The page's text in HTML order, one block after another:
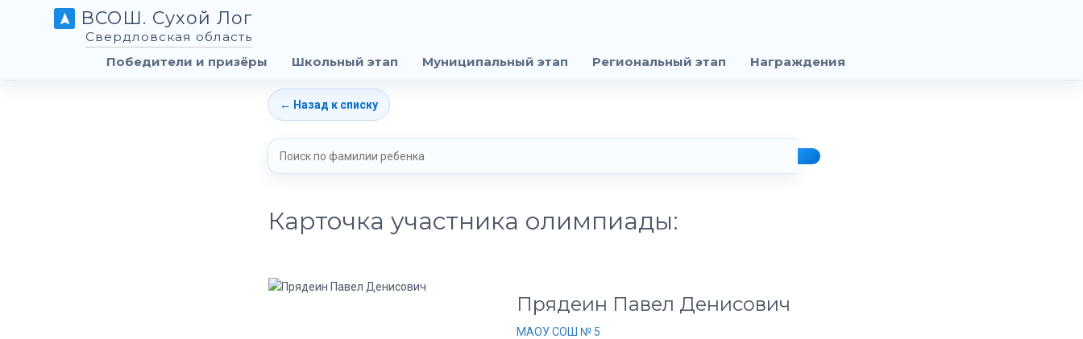
ВСОШ. Сухой Лог
Свердловская область
Победители и призёры
Школьный этап Муниципальный этап Региональный этап Награждения
← Назад к списку
Карточка участника олимпиады:
Прядеин Павел Денисович
МАОУ СОШ № 5